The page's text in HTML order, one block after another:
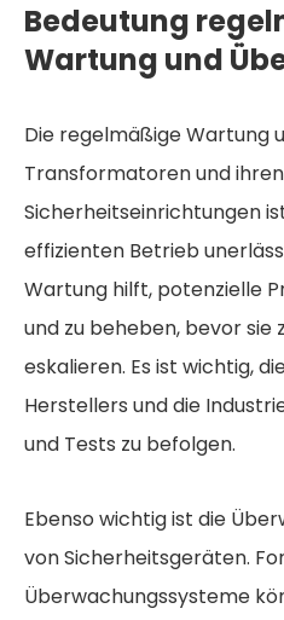
Bedeutung
Wartung und
Die regelmäßige Wartung
Transformatoren und ihren
Sicherheitseinrichtungen
effizienten Betrieb
Wartung hilft, potenzielle
und zu beheben, bevor
eskalieren. Es ist wichtig,
Herstellers und die
und Tests zu befolgen.
Ebenso wichtig ist die
von Sicherheitsgeräten.
Überwachungssysteme